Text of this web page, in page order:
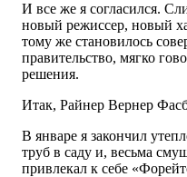
И все же я согласился.
новый режиссер, новый
тому же становилось
правительство, мягко
решения.
Итак, Райнер Вернер
В январе я закончил
труб в саду и, весьма
привлекал к себе